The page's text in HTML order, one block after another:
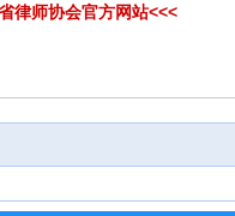
律师协会官方网站<<<